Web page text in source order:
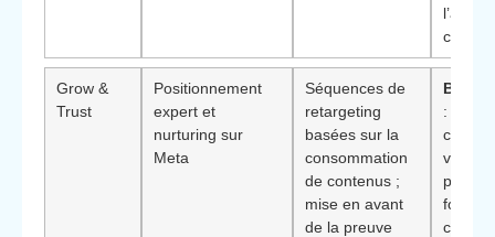
clients
Grow &
Trust
Positionnement
expert et
nurturing sur
Meta
Séquences de
retargeting
basées sur la
consommation
de contenus ;
mise en avant
de la preuve
:
forte
cycles